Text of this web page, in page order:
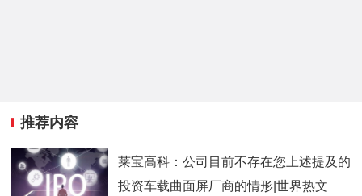
推荐内容
莱宝高科：公司目前不存在您上述提及的
投资车载曲面屏厂商的情形|世界热文